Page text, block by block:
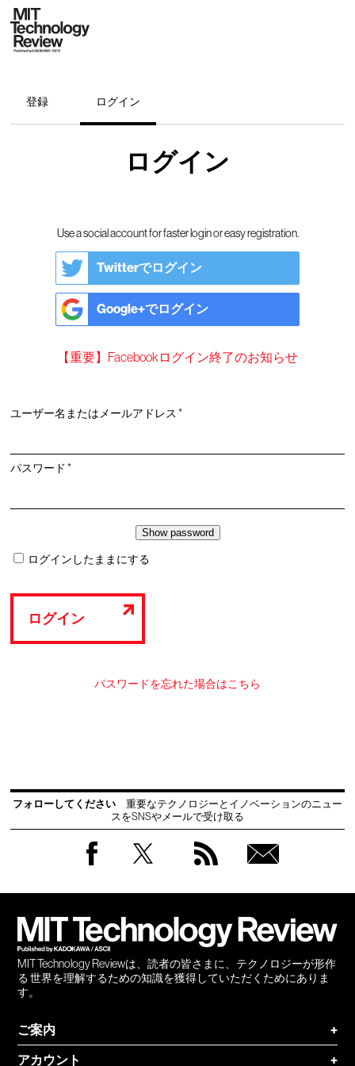
登録 ログイン
ログイン
Use a social account for faster login or easy registration.
Twitterでログイン
Google+でログイン
【重要】Facebookログイン終了のお知らせ
ユーザー名またはメールアドレス*必
パスワード*必
ログインしたままにする
ログイン
パスワードを忘れた場合はこちら
フォローしてください
重要なテクノロジーとイノベーションのニュー
スをSNSやメールで受け取る
MIT Technology Reviewは、読者の皆さまに、テクノロジーが形作
る 世界を理解するための知識を獲得していただくためにありま
す。
ご案内
+
アカウント
+